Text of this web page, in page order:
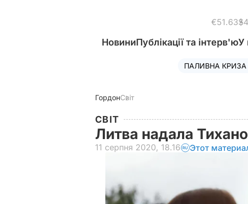
€51.63
НовиниПублікації та інтерв'юУ
ПАЛИВНА КРИЗА
ГордонСвіт
СВІТ
Литва надала
11 серпня 2020, 18.16 Этот